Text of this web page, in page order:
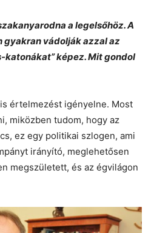
a legelsőhöz. A
gyakran vádolják azzal az
katonákat” képez. Mit gondol
értelmezést igényelne. Most
miközben tudom, hogy az
ez egy politikai szlogen, ami
irányító, meglehetősen
megszületett, és az égvilágon